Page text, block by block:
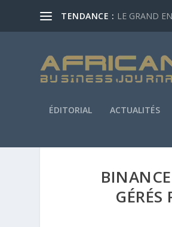
TENDANCE : LE GRAND
ÉDITORIAL ACTUALITÉS